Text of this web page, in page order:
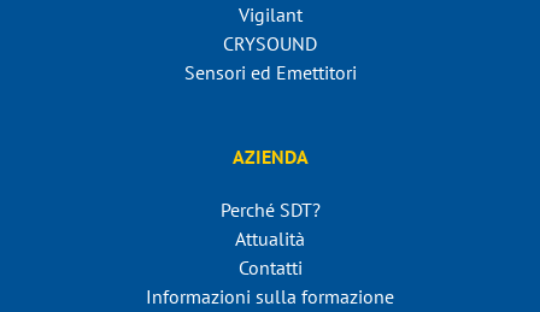
Vigilant
CRYSOUND
Sensori ed Emettitori
AZIENDA
Perché SDT?
Attualità
Contatti
Informazioni sulla formazione